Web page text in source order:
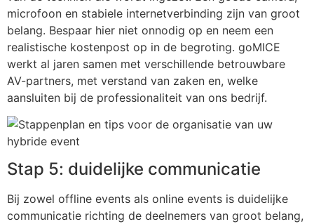
microfoon en stabiele internetverbinding zijn van groot
belang. Bespaar hier niet onnodig op en neem een
realistische kostenpost op in de begroting. goMICE
werkt al jaren samen met verschillende betrouwbare
AV-partners, met verstand van zaken en, welke
aansluiten bij de professionaliteit van ons bedrijf.
Stap 5: duidelijke communicatie
Bij zowel offline events als online events is duidelijke
communicatie richting de deelnemers van groot belang,